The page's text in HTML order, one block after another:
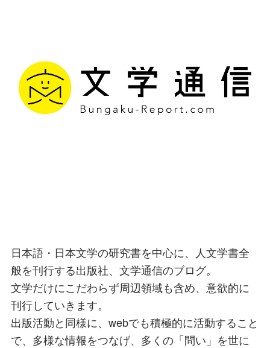
日本語・日本文学の研究書を中心に、人文学書全
般を刊行する出版社、文学通信のブログ。
文学だけにこだわらず周辺領域も含め、意欲的に
刊行していきます。
出版活動と同様に、webでも積極的に活動すること
で、多様な情報をつなげ、多くの「問い」を世に